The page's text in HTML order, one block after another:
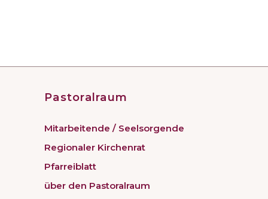
Pastoralraum
Mitarbeitende / Seelsorgende
Regionaler Kirchenrat
Pfarreiblatt
über den Pastoralraum